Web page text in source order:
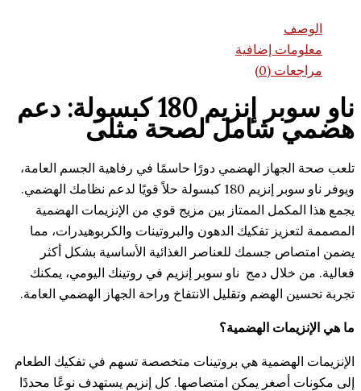
إضافية
ناو سوبر إنزيم 180 كبسولة: دعم
شامل لصحة مثلى
الهضمي دورًا حاسمًا في رفاهية الجسم العامة،
ويوفر ناو سوبر إنزيم 180 كبسولة حلاً قويًا لدعم نظامك الهضمي.
الممتاز بين مزيج قوي من الإنزيمات الهضمية
تفكيك الدهون والبروتينات والكربوهيدرات، مما
جسمك للعناصر الغذائية الأساسية بشكل أكثر
دمج ناو سوبر إنزيم في روتينك اليومي، يمكنك
الهضم وتقليل الانتفاخ وراحة الجهاز الهضمي العامة.
الهضمية؟
الهضمية هي بروتينات متخصصة تسهم في تفكيك الطعام
أصغر يمكن امتصاصها. كل إنزيم يستهدف نوعًا محددًا